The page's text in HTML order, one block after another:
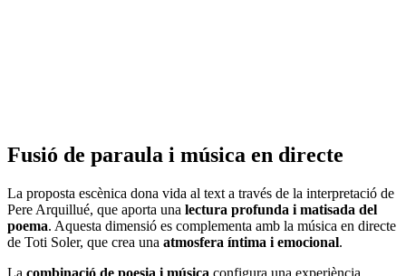
Fusió de paraula i música en directe
La proposta escènica dona vida al text a través de la interpretació de
Pere Arquillué, que aporta una lectura profunda i matisada del
poema. Aquesta dimensió es complementa amb la música en directe
de Toti Soler, que crea una atmosfera íntima i emocional.